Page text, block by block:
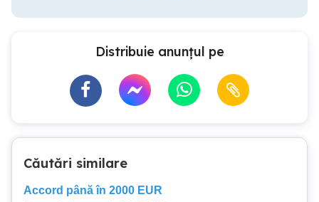
Distribuie anunțul pe
Căutări similare
Accord până în 2000 EUR